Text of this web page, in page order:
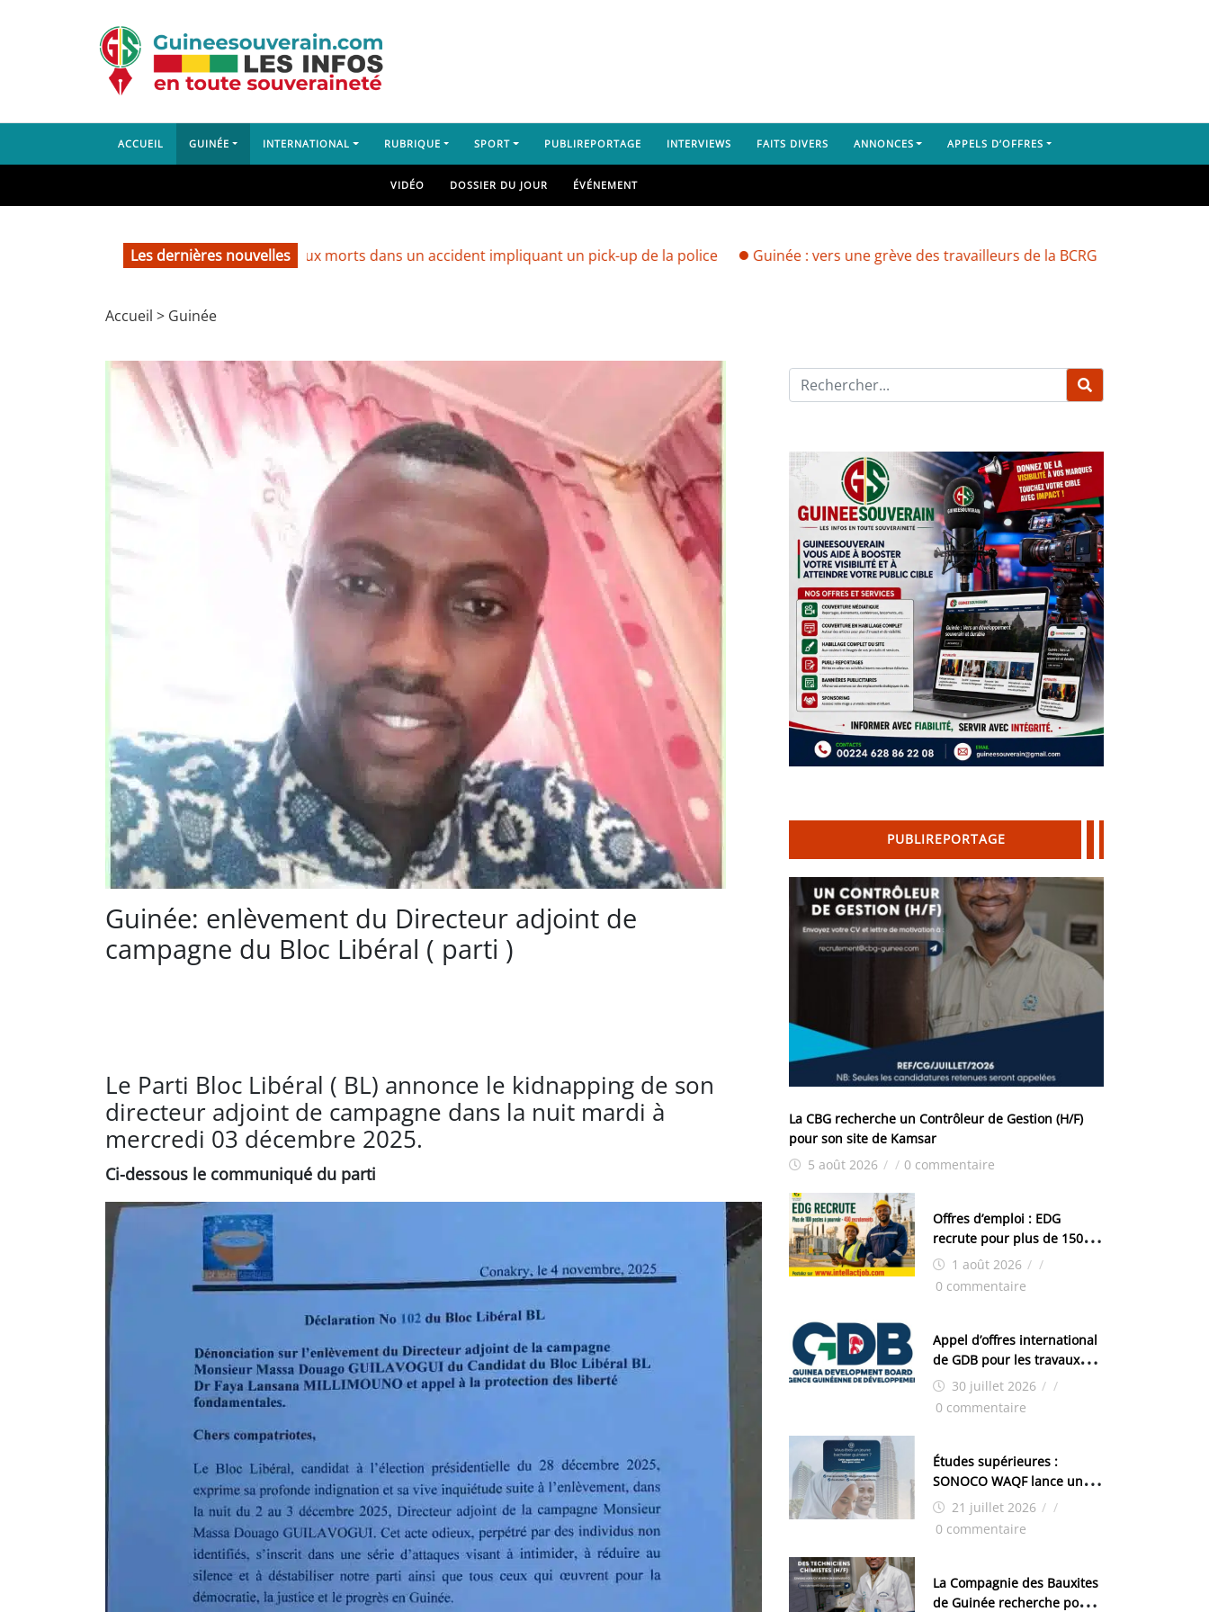
ACCUEIL GUINÉE INTERNATIONAL RUBRIQUE SPORT PUBLIREPORTAGE INTERVIEWS FAITS DIVERS ANNONCES APPELS D’OFFRES
VIDÉO DOSSIER DU JOUR ÉVÉNEMENT
Les dernières nouvelles
Lambanyi : deux morts dans un accident impliquant un pick-up de la police Guinée : vers une grève des travailleurs de la BCRG Dubréka : un
Accueil > Guinée
Guinée: enlèvement du Directeur adjoint de
campagne du Bloc Libéral ( parti )
Le Parti Bloc Libéral ( BL) annonce le kidnapping de son
directeur adjoint de campagne dans la nuit mardi à
mercredi 03 décembre 2025.
Ci-dessous le communiqué du parti
PUBLIREPORTAGE
La CBG recherche un Contrôleur de Gestion (H/F)
pour son site de Kamsar
5 août 2026 / / 0 commentaire
Offres d’emploi : EDG
recrute pour plus de 150
postes1 août 2026 / /
0 commentaire
Appel d’offres international
de GDB pour les travaux
d’aménagement de la zone
industrielle de FANDJE
30 juillet 2026 / /
0 commentaire
Études supérieures :
SONOCO WAQF lance un
programme de bourses
pour la Malaisie
21 juillet 2026 / /
0 commentaire
La Compagnie des Bauxites
de Guinée recherche pour